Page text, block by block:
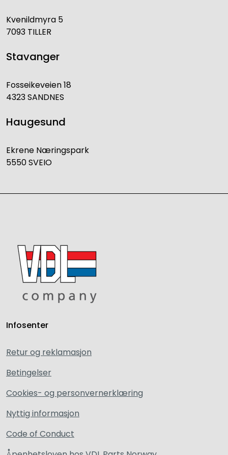
Kvenildmyra 5
7093 TILLER
Stavanger
Fosseikeveien 18
4323 SANDNES
Haugesund
Ekrene Næringspark
5550 SVEIO
Infosenter
Retur og reklamasjon
Betingelser
Cookies- og personvernerklæring
Nyttig informasjon
Code of Conduct